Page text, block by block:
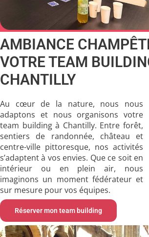
AMBIANCE
VOTRE TEAM
CHANTILLY
Au cœur de la nature, nous nous
adaptons et nous organisons votre
team building à Chantilly. Entre forêt,
sentiers de randonnée, château et
centre-ville pittoresque, nos activités
s’adaptent à vos envies. Que ce soit en
intérieur ou en plein air, nous
imaginons un moment fédérateur et
sur mesure pour vos équipes.
Réserver mon team building